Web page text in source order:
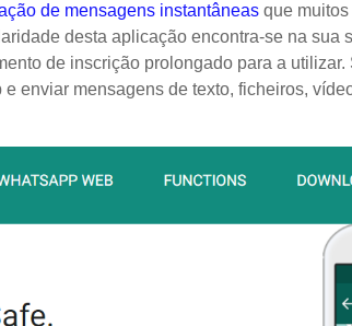
de mensagens instantâneas que
desta aplicação encontra-se na
de inscrição prolongado para a
enviar mensagens de texto, ficheiros,